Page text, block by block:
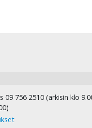
09 756 2510 (arkisin klo